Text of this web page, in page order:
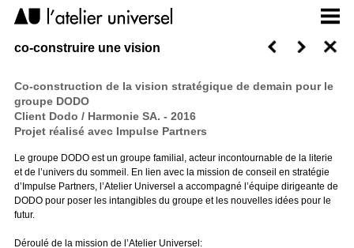
Co-construction de la vision stratégique de demain pour le
groupe DODO
Client Dodo / Harmonie SA. - 2016
Projet réalisé avec Impulse Partners
Le groupe DODO est un groupe familial, acteur incontournable de la literie
et de l’univers du sommeil. En lien avec la mission de conseil en stratégie
d’Impulse Partners, l’Atelier Universel a accompagné l’équipe dirigeante de
DODO pour poser les intangibles du groupe et les nouvelles idées pour le
futur.
Déroulé de la mission de l’Atelier Universel:
co-construire une vision